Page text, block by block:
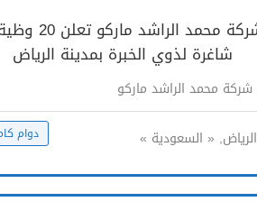
شركة محمد الراشد
شاغرة لذوي الخبرة بمدينة الرياض
شركة محمد الراشد ماركو
الرياض, « السعودية » دوام